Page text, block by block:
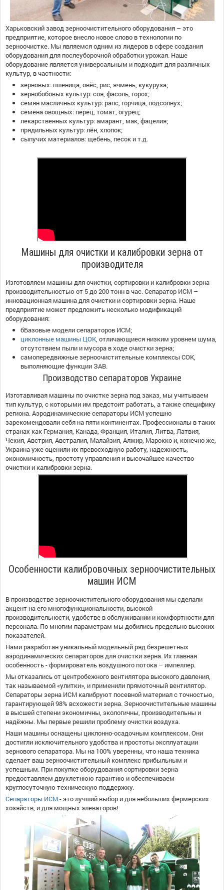
Харьковский завод зерноочистительного оборудования – это
предприятие, которое внесло новое слово в технологии по
зерноочистке. Мы являемся одним из лидеров в сфере создания
оборудования для послеуборочной обработки урожая. Наше
оборудование является универсальным и подходит для различных
культур, в частности:
зерновых: пшеница, овёс, рис, ячмень, кукуруза;
зернобобовых культур: соя, фасоль, горох;
семян масличных культур: рапс, горчица, подсолнух;
семена овощных: перец, томат, огурец;
лекарственных культур: амарант, мак, фацелия;
прядильных культур: лён, хлопок;
сыпучих материалов: щебень, песок и т.д.
Машины для очистки и калибровки зерна от
производителя
Изготовляем машины для очистки, сортировки и калибровки зерна
производительностью от 5 до 200 тонн в час. Сепаратор ИСМ –
инновационная машина для очистки и сортировки зерна. Наше
предприятие может предложить несколько модификаций
оборудования:
бБазовые модели сепараторов ИСМ;
циклонные машины ЦОК, отличающиеся низким уровнем шума,
отсутствием пыли и мусора в ходе очистки зерна;
самопередвижные зерноочистительные комплексы СОК,
выполняющие функции ЗАВ.
Производство сепараторов Украине
Изготавливая машины по очистке зерна под заказ, мы учитываем
тип культур, с которыми им предстоит работать, а также специфику
региона. Аэродинамические сепараторы ИСМ успешно
зарекомендовали себя на пяти континентах. Профессионалы в таких
странах как Германия, Канада, Франция, Италия, Литва, Латвия,
Чехия, Австрия, Австралия, Малайзия, Алжир, Марокко и, конечно же,
Украина уже оценили их превосходную работу, надежность,
экономичность, простоту управления и высочайшее качество
очистки и калибровки зерна.
Особенности калибровочных зерноочистительных
машин ИСМ
В производстве зерноочистительного оборудования мы сделали
акцент на его многофункциональности, высокой
производительности, удобстве в обслуживании и комфортности для
персонала. По многим параметрам мы добились предельно высоких
показателей.
Нами разработан уникальный модельный ряд безрешетных
аэродинамических сепараторов для очистки зерна. Их главная
особенность - формирователь воздушного потока – импеллер.
Мы отказались от центробежного вентилятора высокого давления,
так называемой «улитки», и применили прямоточный вентилятор.
Сепараторы зерна ИСМ калибруют посевной материал с точностью,
гарантирующей 98% всхожести зерна. Зерноочистительные машины
в высшей степени экономичны, экологичны, производительны и
надёжны. Мы первые решили проблему очистки воздуха.
Наши машины оснащены циклонно-осадочным комплексом. Они
достигли исключительного удобства и простоты эксплуатации
зернового сепаратора. Мы на 100% уверенны, что наша техника
сделает ваш зерноочистительный комплекс прибыльным и
успешным. При покупке оборудования сортировки зерна
предоставляем двухлетнюю гарантию и обеспечиваем
круглосуточную техническую поддержку.
Сепараторы ИСМ- это лучший выбор и для небольших фермерских
хозяйств, и для мощных элеваторов!